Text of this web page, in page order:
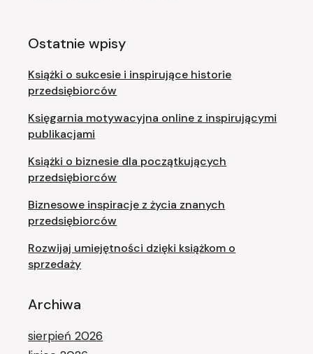
Ostatnie wpisy
Książki o sukcesie i inspirujące historie
przedsiębiorców
Księgarnia motywacyjna online z inspirującymi
publikacjami
Książki o biznesie dla początkujących
przedsiębiorców
Biznesowe inspiracje z życia znanych
przedsiębiorców
Rozwijaj umiejętności dzięki książkom o
sprzedaży
Archiwa
sierpień 2026